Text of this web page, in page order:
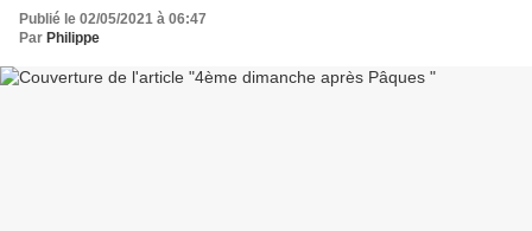
Publié le 02/05/2021 à 06:47
Par Philippe